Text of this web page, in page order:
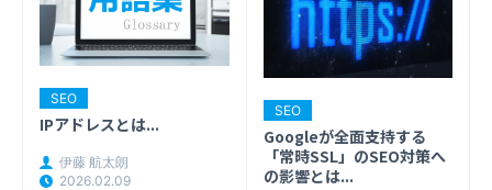
SEO
IPアドレスとは...
伊藤 航太朗
2026.02.09
SEO
Googleが全面支持する
「常時SSL」のSEO対策へ
の影響とは...